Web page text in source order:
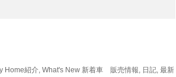
Home紹介 What's New 新着車 販売情報 日記 最新